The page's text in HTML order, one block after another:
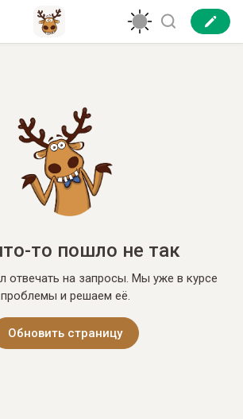
то пошло не так
отвечать на запросы. Мы уже в курсе
проблемы и решаем её.
Обновить страницу